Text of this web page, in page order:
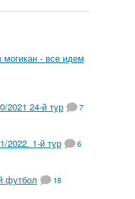
- все идем
2021 24-й тур 7
2022. 1-й тур 6
футбол 18